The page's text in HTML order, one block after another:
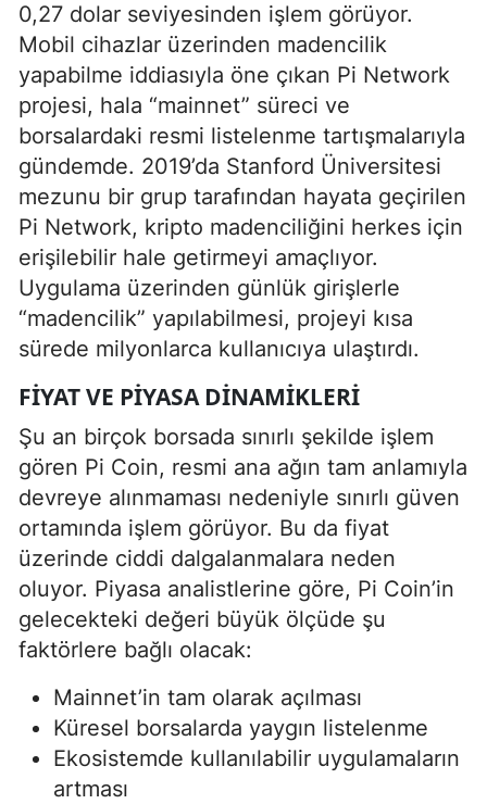
0,27 dolar seviyesinden işlem görüyor.
Mobil cihazlar üzerinden madencilik
yapabilme iddiasıyla öne çıkan Pi Network
projesi, hala “mainnet” süreci ve
borsalardaki resmi listelenme tartışmalarıyla
gündemde. 2019’da Stanford Üniversitesi
mezunu bir grup tarafından hayata geçirilen
Pi Network, kripto madenciliğini herkes için
erişilebilir hale getirmeyi amaçlıyor.
Uygulama üzerinden günlük girişlerle
“madencilik” yapılabilmesi, projeyi kısa
sürede milyonlarca kullanıcıya ulaştırdı.
FIYAT VE PIYASA DINAMIKLERI
Şu an birçok borsada sınırlı şekilde işlem
gören Pi Coin, resmi ana ağın tam anlamıyla
devreye alınmaması nedeniyle sınırlı güven
ortamında işlem görüyor. Bu da fiyat
üzerinde ciddi dalgalanmalara neden
oluyor. Piyasa analistlerine göre, Pi Coin’in
gelecekteki değeri büyük ölçüde şu
faktörlere bağlı olacak:
Mainnet’in tam olarak açılması
Küresel borsalarda yaygın listelenme
Ekosistemde kullanılabilir uygulamaların
artması